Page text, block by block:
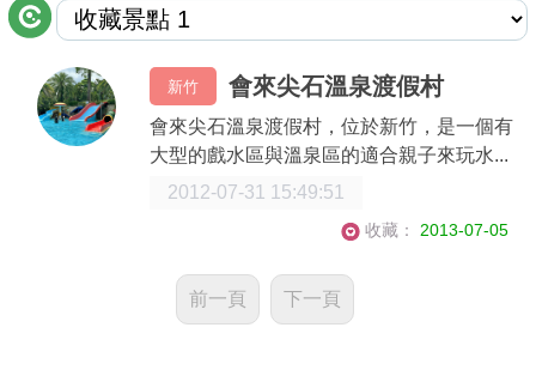
聯絡我們
APP下載
新竹 會來尖石溫泉渡假村
會來尖石溫泉渡假村，位於新竹，是一個有
大型的戲水區與溫泉區的適合親子來玩水...
2012-07-31 15:49:51
收藏： 2013-07-05
前一頁 下一頁